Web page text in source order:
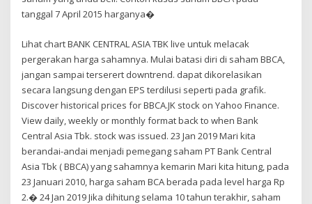
tanggal 7 April 2015 harganya�
Lihat chart BANK CENTRAL ASIA TBK live untuk melacak
pergerakan harga sahamnya. Mulai batasi diri di saham BBCA,
jangan sampai terserert downtrend. dapat dikorelasikan
secara langsung dengan EPS terdilusi seperti pada grafik.
Discover historical prices for BBCA.JK stock on Yahoo Finance.
View daily, weekly or monthly format back to when Bank
Central Asia Tbk. stock was issued. 23 Jan 2019 Mari kita
berandai-andai menjadi pemegang saham PT Bank Central
Asia Tbk ( BBCA) yang sahamnya kemarin Mari kita hitung, pada
23 Januari 2010, harga saham BCA berada pada level harga Rp
2.� 24 Jan 2019 Jika dihitung selama 10 tahun terakhir, saham